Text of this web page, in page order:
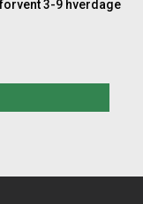
3-9 hverdage